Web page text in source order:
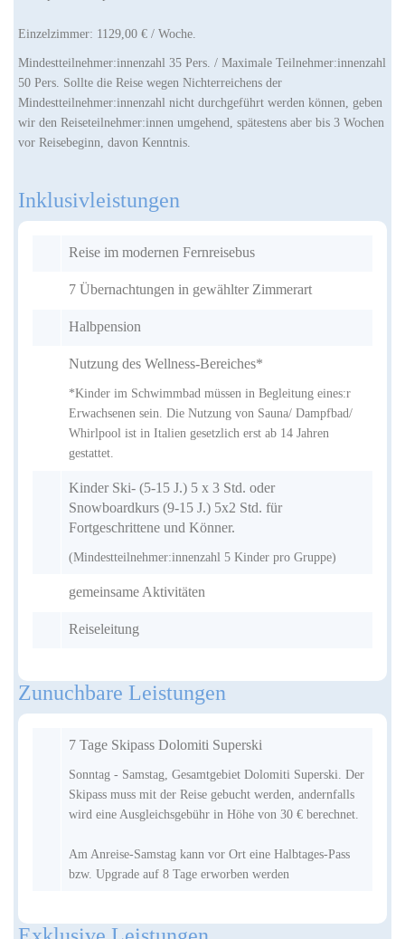
Einzelzimmer: 1129,00 € / Woche.
Mindestteilnehmer:innenzahl 35 Pers. / Maximale Teilnehmer:innenzahl
50 Pers. Sollte die Reise wegen Nichterreichens der
Mindestteilnehmer:innenzahl nicht durchgeführt werden können, geben
wir den Reiseteilnehmer:innen umgehend, spätestens aber bis 3 Wochen
vor Reisebeginn, davon Kenntnis.
Inklusivleistungen
Reise im modernen Fernreisebus
7 Übernachtungen in gewählter Zimmerart
Halbpension
Nutzung des Wellness-Bereiches*
*Kinder im Schwimmbad müssen in Begleitung eines:r
Erwachsenen sein. Die Nutzung von Sauna/ Dampfbad/
Whirlpool ist in Italien gesetzlich erst ab 14 Jahren
gestattet.
Kinder Ski- (5-15 J.) 5 x 3 Std. oder
Snowboardkurs (9-15 J.) 5x2 Std. für
Fortgeschrittene und Könner.
(Mindestteilnehmer:innenzahl 5 Kinder pro Gruppe)
gemeinsame Aktivitäten
Reiseleitung
Zunuchbare Leistungen
7 Tage Skipass Dolomiti Superski
Sonntag - Samstag, Gesamtgebiet Dolomiti Superski. Der
Skipass muss mit der Reise gebucht werden, andernfalls
wird eine Ausgleichsgebühr in Höhe von 30 € berechnet.
Am Anreise-Samstag kann vor Ort eine Halbtages-Pass
bzw. Upgrade auf 8 Tage erworben werden